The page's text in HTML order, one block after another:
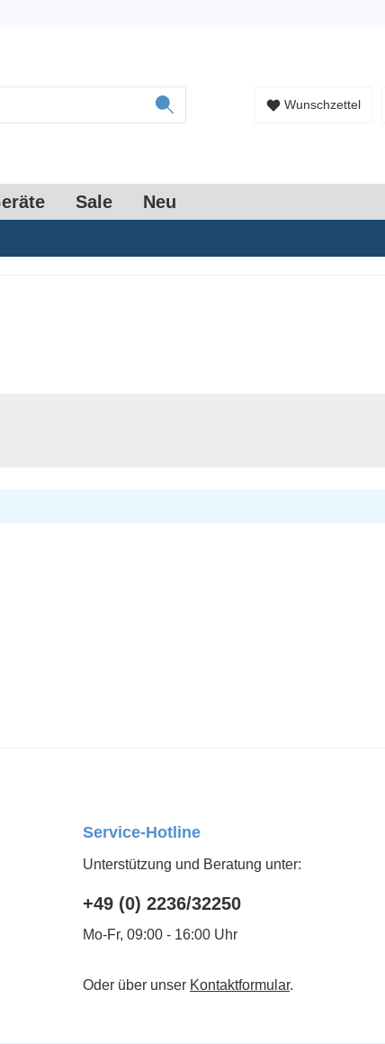
Wunschzettel
Sale Neu
Service-Hotline
Unterstützung und Beratung unter:
+49 (0) 2236/32250
Mo-Fr, 09:00 - 16:00 Uhr
Oder über unser Kontaktformular.